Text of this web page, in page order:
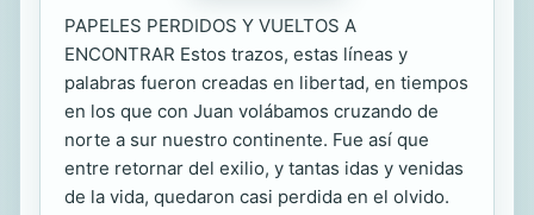
PAPELES PERDIDOS Y VUELTOS A
ENCONTRAR Estos trazos, estas líneas y
palabras fueron creadas en libertad, en tiempos
en los que con Juan volábamos cruzando de
norte a sur nuestro continente. Fue así que
entre retornar del exilio, y tantas idas y venidas
de la vida, quedaron casi perdida en el olvido.